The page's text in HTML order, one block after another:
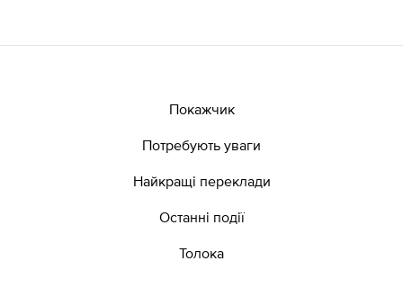
Покажчик
Потребують уваги
Найкращі переклади
Останні події
Толока